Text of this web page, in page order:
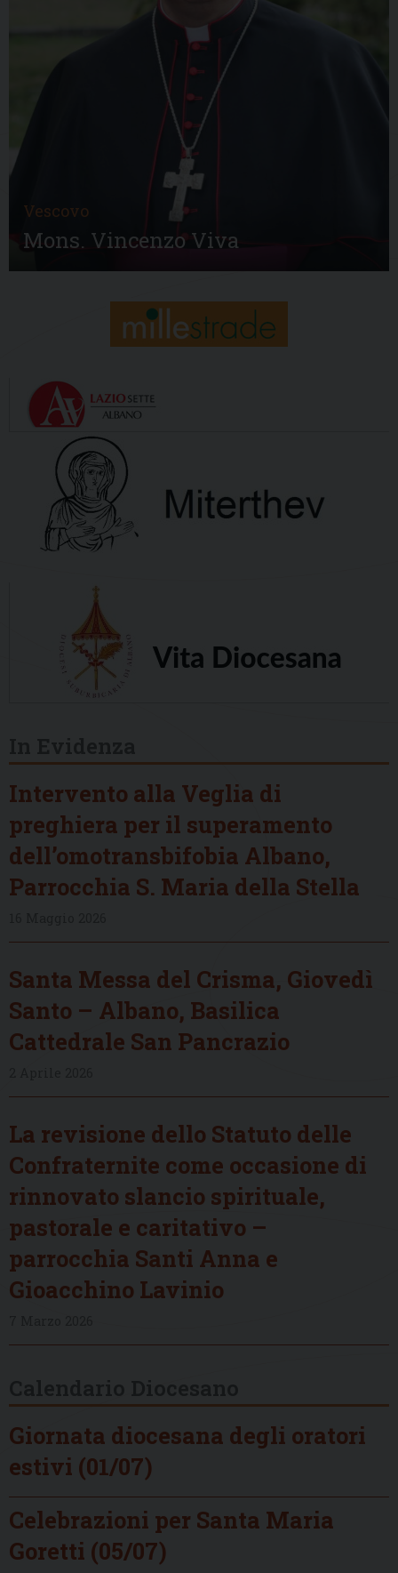
Vescovo
Mons. Vincenzo Viva
Intervento alla Veglia di
preghiera per il superamento
dell’omotransbifobia Albano,
Parrocchia S. Maria della Stella
Santa Messa del Crisma, Giovedì
Santo – Albano, Basilica
Cattedrale San Pancrazio
La revisione dello Statuto delle
Confraternite come occasione di
rinnovato slancio spirituale,
pastorale e caritativo –
parrocchia Santi Anna e
Gioacchino Lavinio
Giornata diocesana degli oratori
estivi (01/07)
Celebrazioni per Santa Maria
Goretti (05/07)